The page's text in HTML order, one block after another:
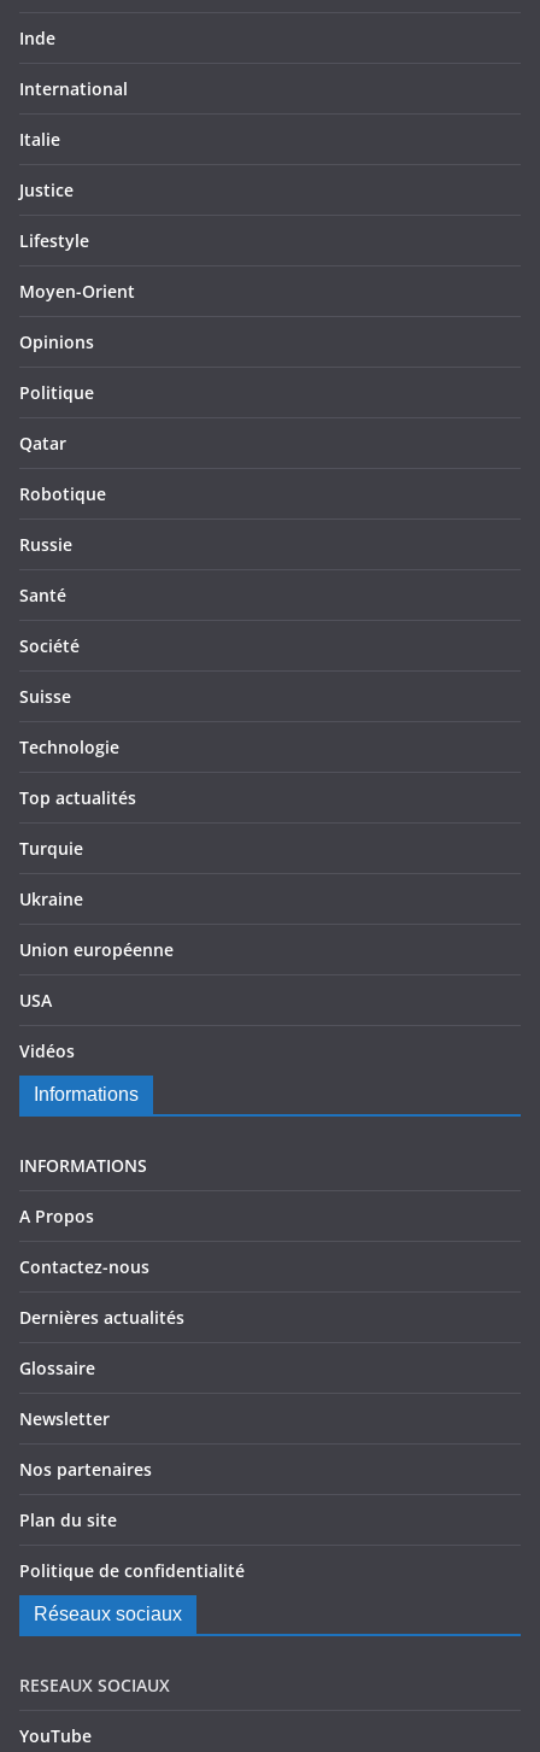
Inde
International
Italie
Justice
Lifestyle
Moyen-Orient
Opinions
Politique
Qatar
Robotique
Russie
Santé
Société
Suisse
Technologie
Top actualités
Turquie
Ukraine
Union européenne
USA
Vidéos
Informations
INFORMATIONS
A Propos
Contactez-nous
Dernières actualités
Glossaire
Newsletter
Nos partenaires
Plan du site
Politique de confidentialité
Réseaux sociaux
RESEAUX SOCIAUX
YouTube